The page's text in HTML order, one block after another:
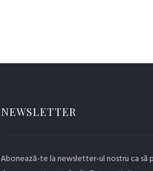
NEWSLETTER
Abonează-te la newsletter-ul nostru ca să